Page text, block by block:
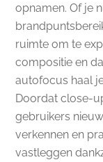
opnamen. Of je
ruimte om te
compositie en
autofocus haal
Doordat close-
gebruikers
verkennen en
vastleggen